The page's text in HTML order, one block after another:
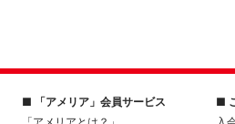
■ 「アメリア」会員サービス
■